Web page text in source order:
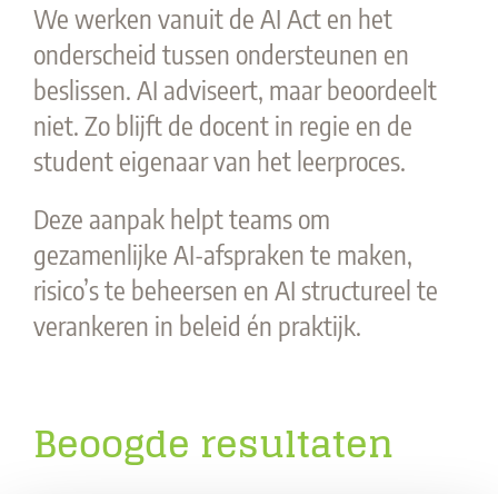
We werken vanuit de AI Act en het
onderscheid tussen ondersteunen en
beslissen. AI adviseert, maar beoordeelt
niet. Zo blijft de docent in regie en de
student eigenaar van het leerproces.
Deze aanpak helpt teams om
gezamenlijke AI-afspraken te maken,
risico’s te beheersen en AI structureel te
verankeren in beleid én praktijk.
Beoogde resultaten